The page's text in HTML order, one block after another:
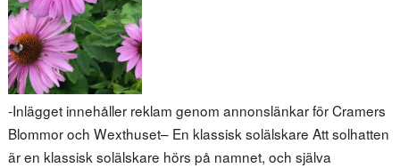
-Inlägget innehåller reklam genom annonslänkar för Cramers
Blommor och Wexthuset– En klassisk solälskare Att solhatten
är en klassisk solälskare hörs på namnet, och själva